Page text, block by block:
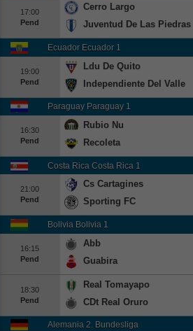
17:00
Pend
Cerro Largo
Juventud De Las Piedras
Ecuador Ecuador 1
19:00
Pend
Ldu De Quito
Independiente Del Valle
Paraguay Paraguay 1
16:30
Pend
Rubio Nu
Recoleta
Costa Rica Costa Rica 1
21:00
Pend
Cs Cartagines
Sporting FC
Bolivia Bolivia 1
16:15
Pend
Abb
Guabira
18:30
Pend
Real Tomayapo
CDt Real Oruro
Alemania 2. Bundesliga